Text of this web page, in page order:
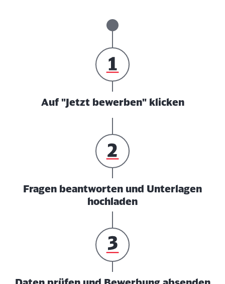
Auf "Jetzt bewerben" klicken
Fragen beantworten und Unterlagen
hochladen